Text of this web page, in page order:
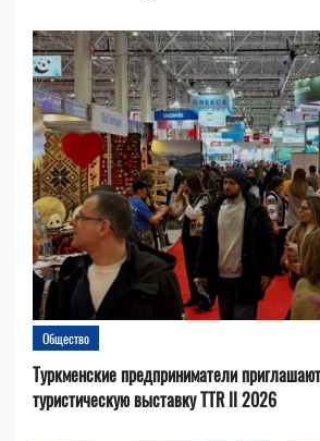
Общество
Туркменские предприниматели
туристическую выставку TTR II 2026